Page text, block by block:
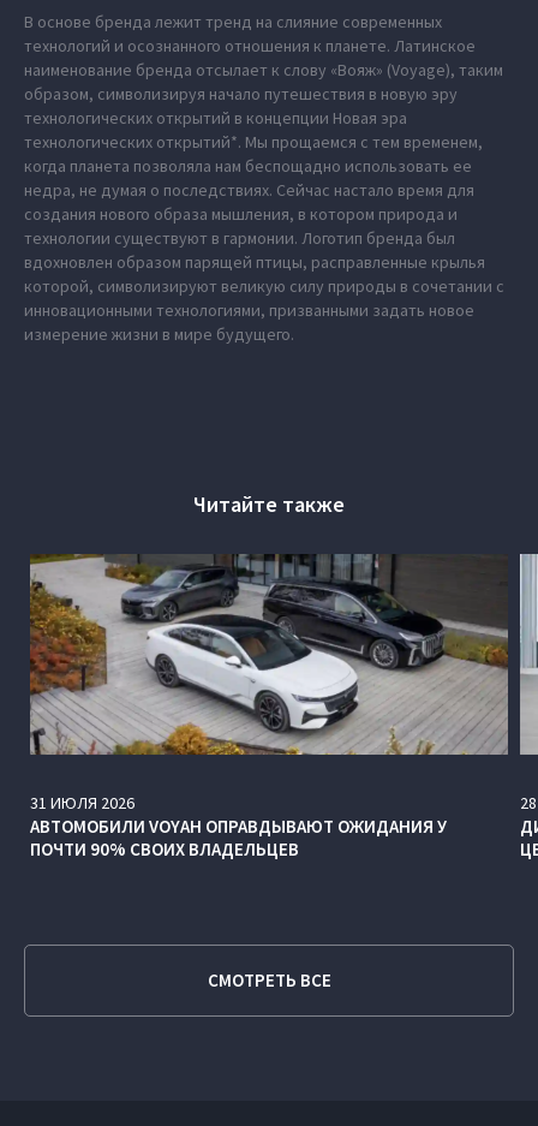
В основе бренда лежит тренд на слияние современных
технологий и осознанного отношения к планете. Латинское
наименование бренда отсылает к слову «Вояж» (Voyage), таким
образом, символизируя начало путешествия в новую эру
технологических открытий в концепции Новая эра
технологических открытий*. Мы прощаемся с тем временем,
когда планета позволяла нам беспощадно использовать ее
недра, не думая о последствиях. Сейчас настало время для
создания нового образа мышления, в котором природа и
технологии существуют в гармонии. Логотип бренда был
вдохновлен образом парящей птицы, расправленные крылья
которой, символизируют великую силу природы в сочетании с
инновационными технологиями, призванными задать новое
измерение жизни в мире будущего.
Читайте также
31 ИЮЛЯ 2026
АВТОМОБИЛИ VOYAH ОПРАВДЫВАЮТ ОЖИДАНИЯ У
ПОЧТИ 90% СВОИХ ВЛАДЕЛЬЦЕВ
28
СМОТРЕТЬ ВСЕ